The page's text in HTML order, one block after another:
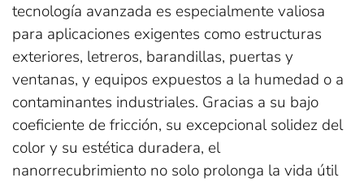
tecnología avanzada es especialmente valiosa
para aplicaciones exigentes como estructuras
exteriores, letreros, barandillas, puertas y
ventanas, y equipos expuestos a la humedad o a
contaminantes industriales. Gracias a su bajo
coeficiente de fricción, su excepcional solidez del
color y su estética duradera, el
nanorrecubrimiento no solo prolonga la vida útil